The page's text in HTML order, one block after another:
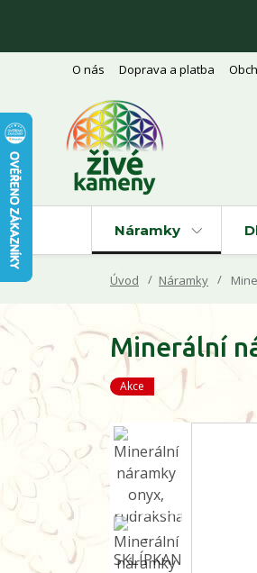
O nás Doprava a platba
Náramky
Úvod Náramky
Minerální
Akce